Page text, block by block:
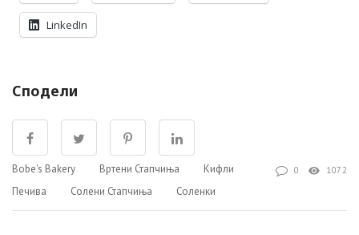
LinkedIn
Сподели
Bobe's Bakery Вртени Стапчиња
Кифли
Печива
Солени Стапчиња Соленки
0 1072